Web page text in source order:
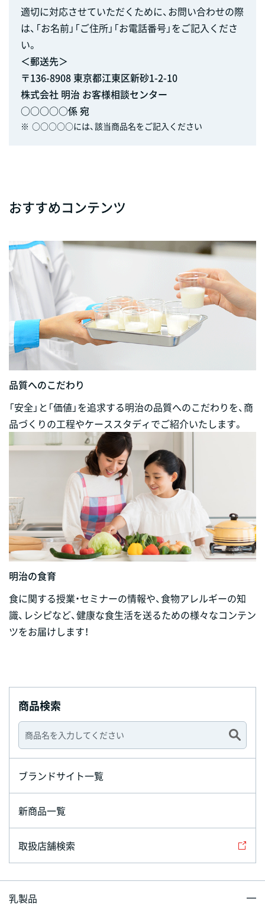
適切に対応させていただくために、お問い合わせの際
は、「お名前」「ご住所」「お電話番号」をご記入くださ
い。
＜郵送先＞
〒136-8908 東京都江東区新砂1-2-10
株式会社 明治 お客様相談センター
○○○○○係 宛
※ ○○○○○には、該当商品名をご記入ください
おすすめコンテンツ
品質へのこだわり
「安全」と「価値」を追求する明治の品質へのこだわりを、商
品づくりの工程やケーススタディでご紹介いたします。
明治の食育
食に関する授業・セミナーの情報や、食物アレルギーの知
識、レシピなど、健康な食生活を送るための様々なコンテン
ツをお届けします！
商品検索
ブランドサイト一覧
新商品一覧
取扱店舗検索
乳製品